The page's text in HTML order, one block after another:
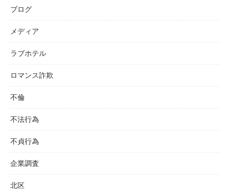
ブログ
メディア
ラブホテル
ロマンス詐欺
不倫
不法行為
不貞行為
企業調査
北区